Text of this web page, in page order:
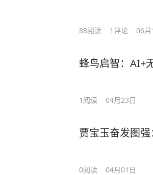
88阅读 1评论 06月
蜂鸟启智：AI+
1 阅读 04月23日
贾宝玉奋发图强
0阅读 04月01日